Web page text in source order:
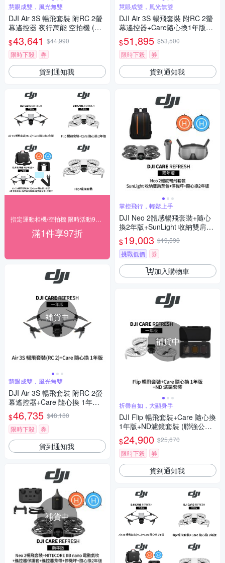
慧眼成雙，風光無雙
DJI Air 3S 暢飛套裝 附RC 2螢
幕遙控器 夜行萬能 空拍機 (聯
強公司貨)
$43,641 $44,990
限時下殺
券
貨到通知我
滿1件享97折
補貨中
慧眼成雙，風光無雙
DJI Air 3S 暢飛套裝 附RC 2螢
幕遙控器+Care 隨心換 1年版
(聯強公司貨)
$46,735 $48,180
限時下殺
券
貨到通知我
補貨中
慧眼成雙，風光無雙
DJI Air 3S 暢飛套裝 附RC 2螢
幕遙控器+Care隨心換1年版+1
154924專用收納包+遙控器保
護套+遙控器鋼化貼+SP-850遙
控器背帶+110cm停機坪(聯強
公司貨)
$51,895 $53,500
限時下殺
券
貨到通知我
掌控飛行，輕鬆上手
DJI Neo 2體感暢飛套裝+隨心
換2年版+SunLight 收納雙肩背
包+SunLight PK-075 停機坪
(聯強公司貨)
$19,003 $19,590
挑戰低價
券
加入購物車
補貨中
折疊自如，大顯身手
DJI Flip 暢飛套裝+Care 隨心換
1年版+ND濾鏡套裝 (聯強公司
貨)
$24,900 $25,670
限時下殺
券
貨到通知我